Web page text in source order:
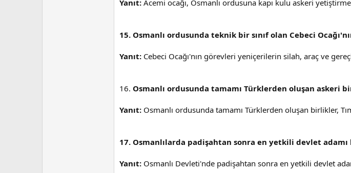
Yanıt: Acemi ocağı, Osmanlı ordusuna kapı kulu askeri
15. Osmanlı ordusunda teknik bir sınıf olan Cebeci
Yanıt: Cebeci Ocağı'nın görevleri yeniçerilerin silah, araç ve
16. Osmanlı ordusunda tamamı Türklerden oluşan askeri
Yanıt: Osmanlı ordusunda tamamı Türklerden oluşan birlikler,
17. Osmanlılarda padişahtan sonra en yetkili devlet
Yanıt: Osmanlı Devleti'nde padişahtan sonra en yetkili devlet